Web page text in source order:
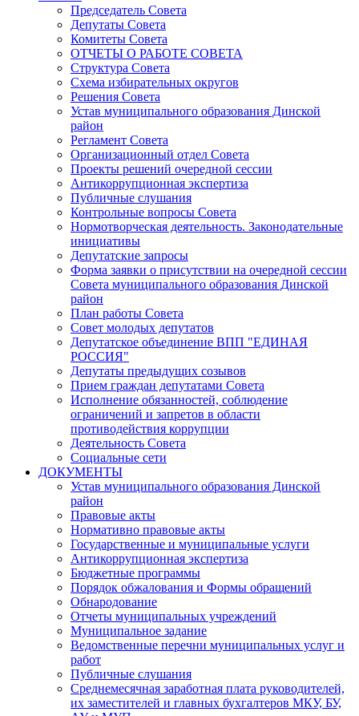
Председатель Совета
Депутаты Совета
Комитеты Совета
ОТЧЕТЫ О РАБОТЕ СОВЕТА
Структура Совета
Схема избирательных округов
Решения Совета
Устав муниципального образования Динской
район
Регламент Совета
Организационный отдел Совета
Проекты решений очередной сессии
Антикоррупционная экспертиза
Публичные слушания
Контрольные вопросы Совета
Нормотворческая деятельность. Законодательные
инициативы
Депутатские запросы
Форма заявки о присутствии на очередной сессии
Совета муниципального образования Динской
район
План работы Совета
Совет молодых депутатов
Депутатское объединение ВПП "ЕДИНАЯ
РОССИЯ"
Депутаты предыдущих созывов
Прием граждан депутатами Совета
Исполнение обязанностей, соблюдение
ограничений и запретов в области
противодействия коррупции
Деятельность Совета
Социальные сети
ДОКУМЕНТЫ
Устав муниципального образования Динской
район
Правовые акты
Нормативно правовые акты
Государственные и муниципальные услуги
Антикоррупционная экспертиза
Бюджетные программы
Порядок обжалования и Формы обращений
Обнародование
Отчеты муниципальных учреждений
Муниципальное задание
Ведомственные перечни муниципальных услуг и
работ
Публичные слушания
Среднемесячная заработная плата руководителей,
их заместителей и главных бухгалтеров МКУ, БУ,